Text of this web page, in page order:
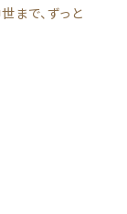
まで、ずっと